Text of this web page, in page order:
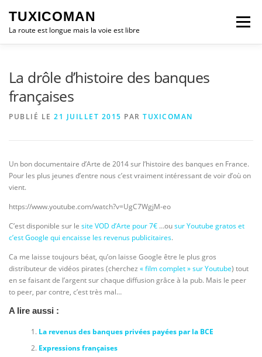
contenu
TUXICOMAN
La route est longue mais la voie est libre
Menu
La drôle d’histoire des banques
françaises
PUBLIÉ LE 21 JUILLET 2015 PAR TUXICOMAN
Un bon documentaire d’Arte de 2014 sur l’histoire des banques en France.
Pour les plus jeunes d’entre nous c’est vraiment intéressant de voir d’où on
vient.
https://www.youtube.com/watch?v=UgC7WgjM-eo
C’est disponible sur le site VOD d’Arte pour 7€ …ousur Youtube gratos et
c’est Google qui encaisse les revenus publicitaires.
Ca me laisse toujours béat, qu’on laisse Google être le plus gros
distributeur de vidéos pirates (cherchez « film complet » sur Youtube) tout
en se faisant de l’argent sur chaque diffusion grâce à la pub. Mais le peer
to peer, par contre, c’est très mal…
A lire aussi :
La revenus des banques privées payées par la BCE
Expressions françaises